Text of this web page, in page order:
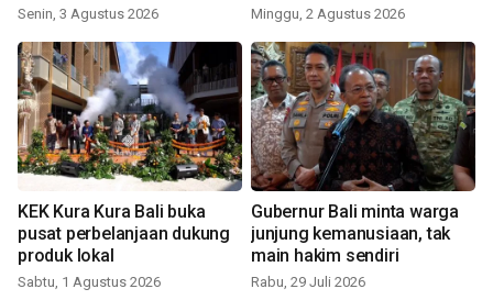
Senin, 3 Agustus 2026 Minggu, 2 Agustus 2026
KEK Kura Kura Bali buka
pusat perbelanjaan dukung
produk lokal
Sabtu, 1 Agustus 2026
Gubernur Bali minta warga
junjung kemanusiaan, tak
main hakim sendiri
Rabu, 29 Juli 2026